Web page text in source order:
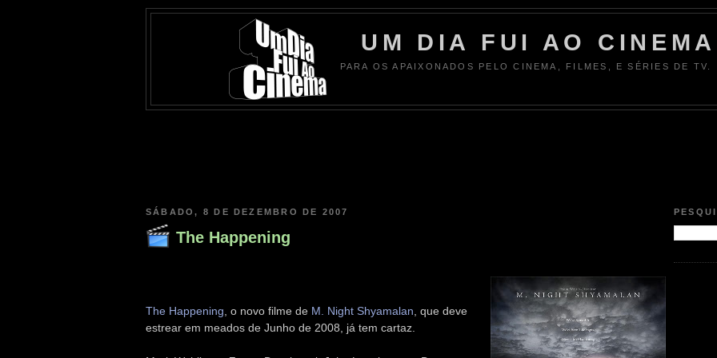
UM DIA FUI AO CINEMA
PARA OS APAIXONADOS PELO CINEMA, FILMES, E SÉRIES DE TV.
SÁBADO, 8 DE DEZEMBRO DE 2007
The Happening
The Happening , o novo filme de M. Night Shyamalan , que deve
estrear em meados de Junho de 2008, já tem cartaz.